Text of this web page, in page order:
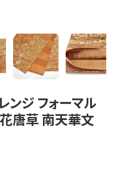
ンジ フォーマル
唐草 南天華文